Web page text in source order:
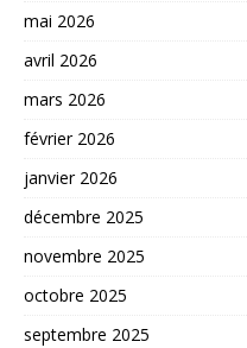
mai 2026
avril 2026
mars 2026
février 2026
janvier 2026
décembre 2025
novembre 2025
octobre 2025
septembre 2025